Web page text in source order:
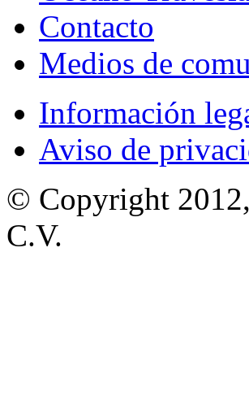
Contacto
Medios de
Información
Aviso de
© Copyright
C.V.